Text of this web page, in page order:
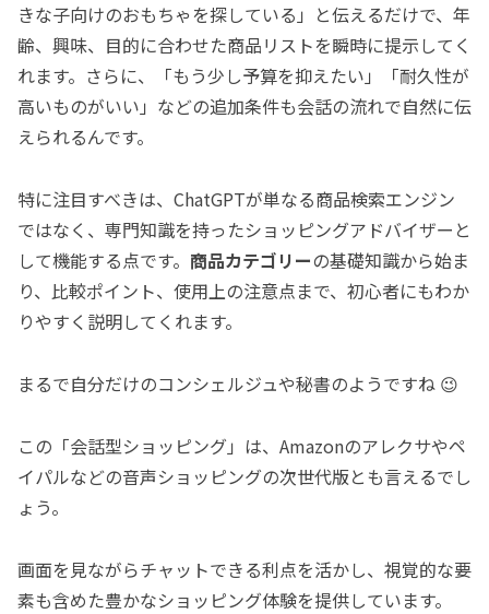
きな子向けのおもちゃを探している」と伝えるだけで、年
齢、興味、目的に合わせた商品リストを瞬時に提示してく
れます。さらに、「もう少し予算を抑えたい」「耐久性が
高いものがいい」などの追加条件も会話の流れで自然に伝
えられるんです。
特に注目すべきは、ChatGPTが単なる商品検索エンジン
ではなく、専門知識を持ったショッピングアドバイザーと
して機能する点です。 商品カテゴリーの基礎知識から始ま
り、比較ポイント、使用上の注意点まで、初心者にもわか
りやすく説明してくれます。
まるで自分だけのコンシェルジュや秘書のようですね 😉
この「会話型ショッピング」は、Amazonのアレクサやペ
イパルなどの音声ショッピングの次世代版とも言えるでし
ょう。
画面を見ながらチャットできる利点を活かし、視覚的な要
素も含めた豊かなショッピング体験を提供しています。